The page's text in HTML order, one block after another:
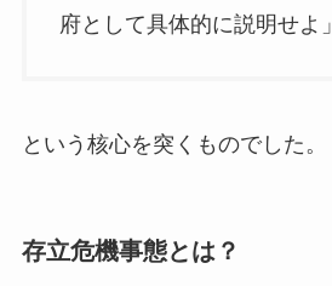
府として具体的に説明せよ」
という核心を突くものでした。
存立危機事態とは？